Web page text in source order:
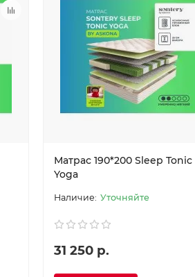
Матрас 190*200 Sleep Tonic
Yoga
Уточняйте
31 250 р.